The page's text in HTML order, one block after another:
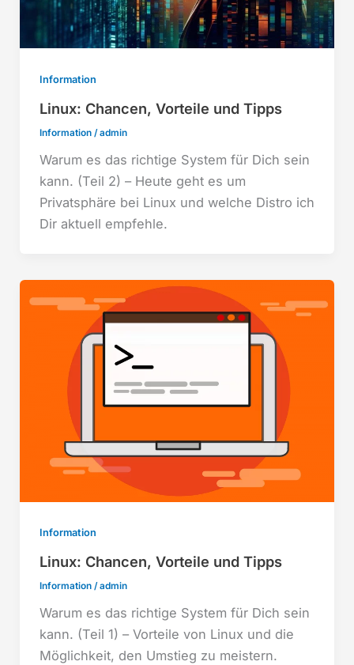
Information
Linux: Chancen, Vorteile und Tipps
Information/admin
Warum es das richtige System für Dich sein
kann. (Teil 2) – Heute geht es um
Privatsphäre bei Linux und welche Distro ich
Dir aktuell empfehle.
Information
Linux: Chancen, Vorteile und Tipps
Information/admin
Warum es das richtige System für Dich sein
kann. (Teil 1) – Vorteile von Linux und die
Möglichkeit, den Umstieg zu meistern.